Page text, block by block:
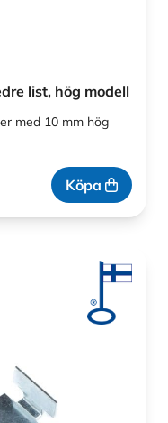
list, hög modell
med 10 mm hög
Köpa